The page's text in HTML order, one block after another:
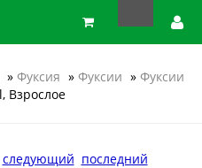
» Фуксия » Фуксии » Фуксии
Взрослое
следующий последний